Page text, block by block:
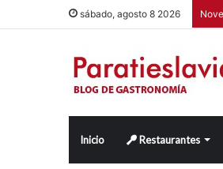
sábado, agosto 8 2026
Inicio Restaurantes